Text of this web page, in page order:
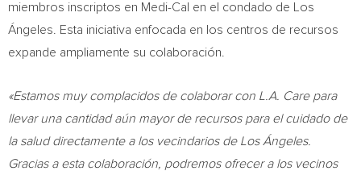
miembros inscriptos en Medi-Cal en el condado de Los
Ángeles. Esta iniciativa enfocada en los centros de recursos
expande ampliamente su colaboración.
«Estamos muy complacidos de colaborar con L.A. Care para
llevar una cantidad aún mayor de recursos para el cuidado de
la salud directamente a los vecindarios de Los Ángeles.
Gracias a esta colaboración, podremos ofrecer a los vecinos